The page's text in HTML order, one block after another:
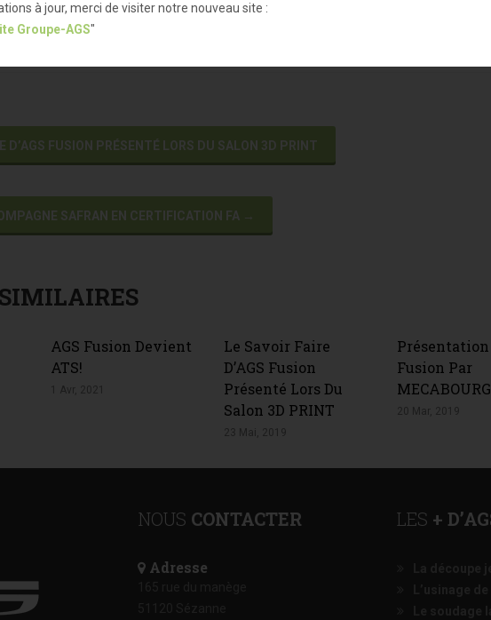
D’AGS FUSION PRÉSENTÉ LORS DU SALON 3D PRINT
SAFRAN EN CERTIFICATION FA →
AGS Fusion Devient
ATS!
1 Avr, 2021
Le Savoir Faire
D’AGS Fusion
Présenté Lors Du
Salon 3D PRINT
23 Mai, 2019
Présentation
Fusion Par
MECABOURG
20 Mar, 2019
NOUS CONTACTER
Adresse
LES +
à jour, merci de visiter notre nouveau site :
Groupe-AGS"